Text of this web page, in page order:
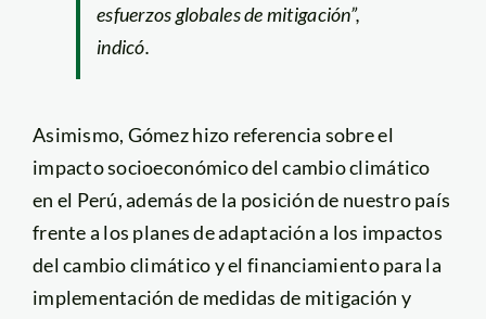
esfuerzos globales de mitigación”,
indicó.
Asimismo, Gómez hizo referencia sobre el
impacto socioeconómico del cambio climático
en el Perú, además de la posición de nuestro país
frente a los planes de adaptación a los impactos
del cambio climático y el financiamiento para la
implementación de medidas de mitigación y